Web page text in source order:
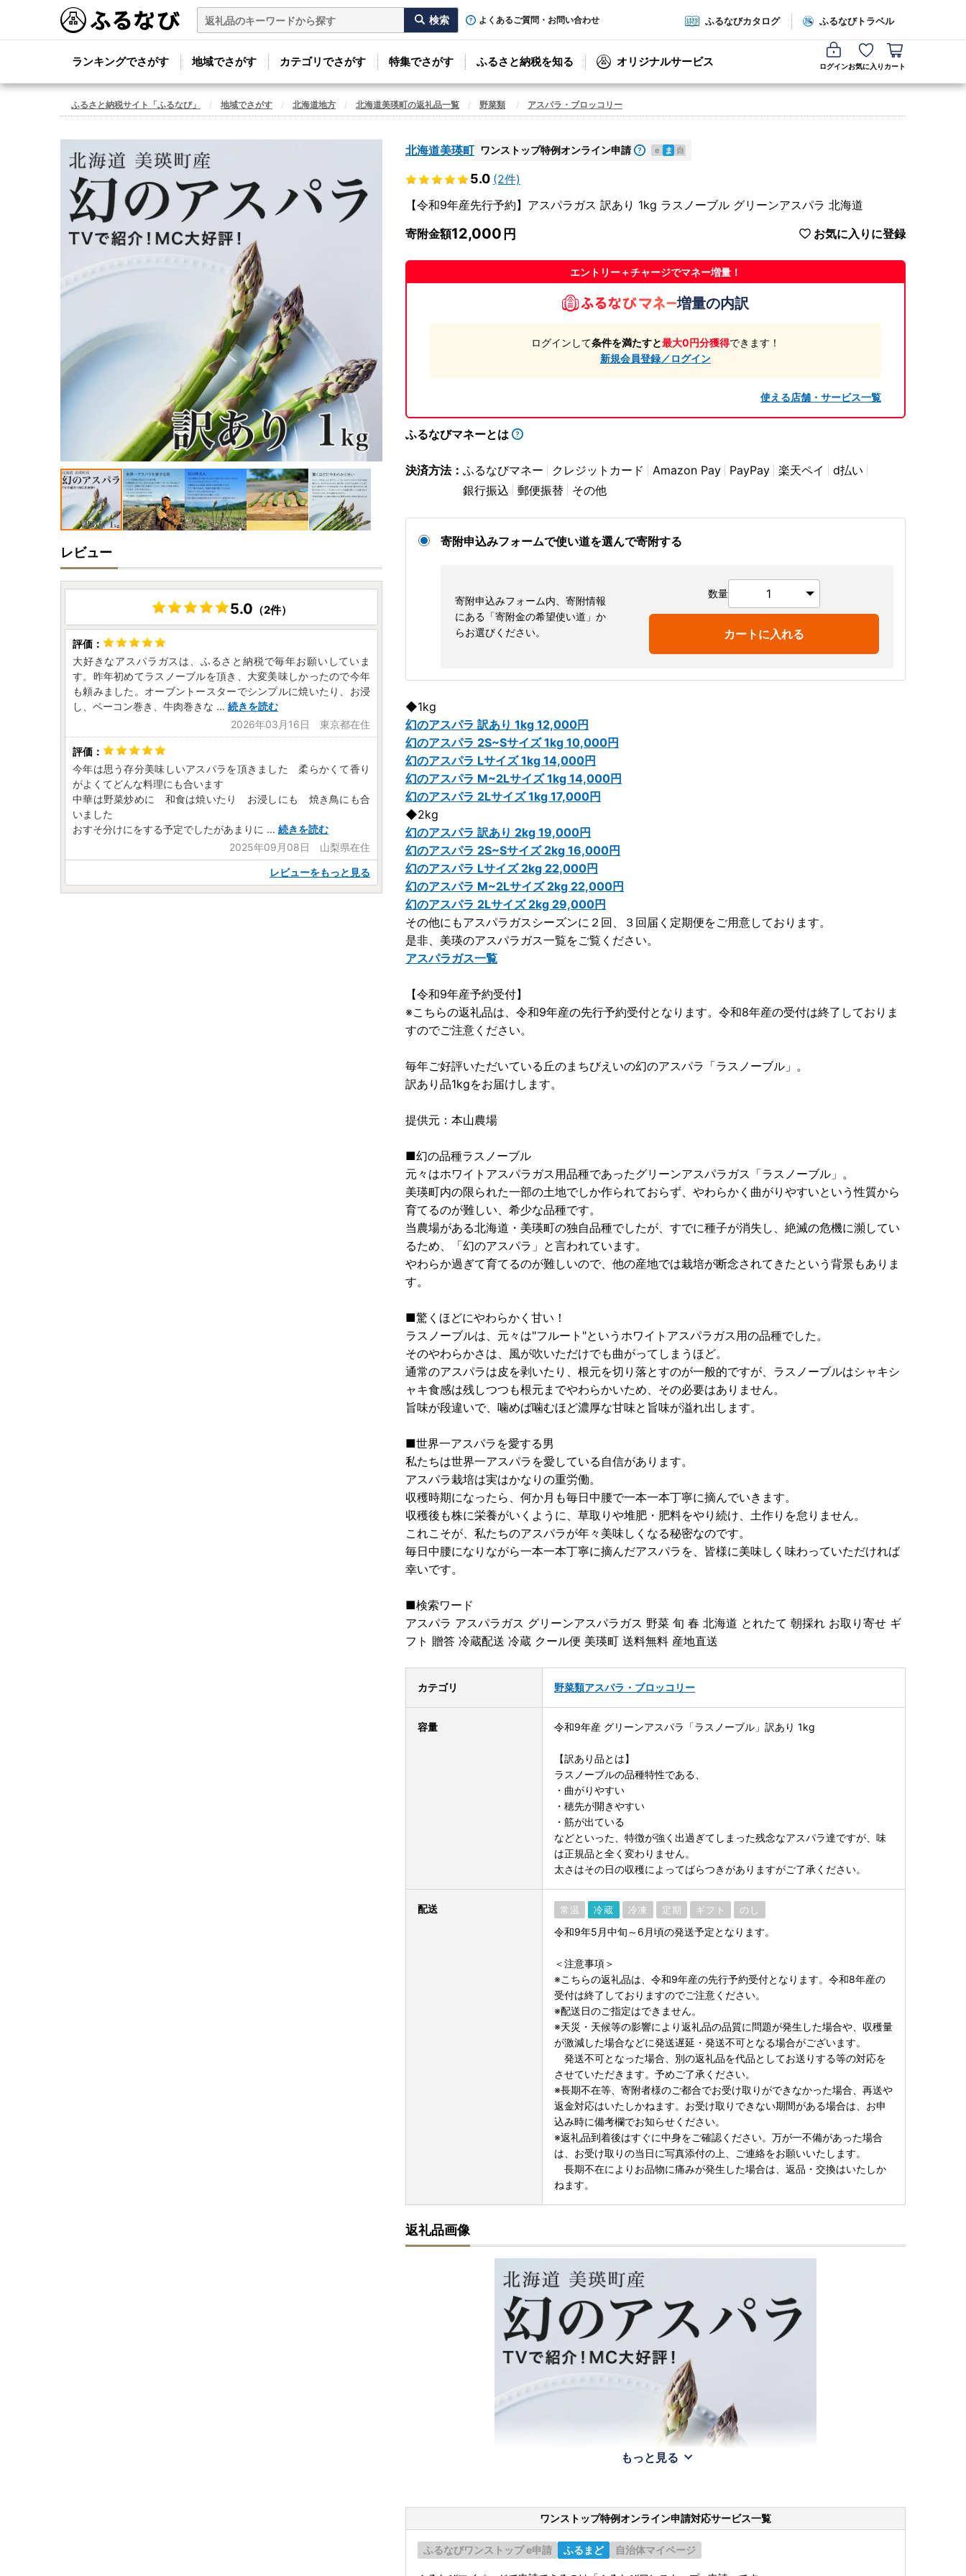
よくあるご質問・お問い合わせ ふるなびカタログ ふるなびトラベル
ランキングでさがす 地域でさがす カテゴリでさがす 特集でさがす ふるさと納税を知る オリジナルサービス ログインお気に入り カート
ふるさと納税サイト「ふるなび」 地域でさがす 北海道地方 北海道美瑛町の返礼品一覧 野菜類 アスパラ・ブロッコリー
北海道美瑛町 ワンストップ特例オンライン申請 e ま 自
5.0 (2件)
【令和9年産先行予約】アスパラガス 訳あり 1kg ラスノーブル グリーンアスパラ 北海道
寄附金額12,000 お気に入りに登録
エントリー＋チャージでマネー増量！
増量の内訳
ログインして条件を満たすと最大0円分獲得できます！
新規会員登録／ログイン
使える店舗・サービス一覧
ふるなびマネーとは
決済方法： ふるなびマネー クレジットカード Amazon Pay PayPay 楽天ペイ
d払い
銀行振込
郵便振替 その他
寄附申込みフォームで使い道を選んで寄附する
寄附申込みフォーム内、寄附情報
にある「寄附金の希望使い道」か
らお選びください。
数量
カートに入れる
◆1kg
幻のアスパラ 訳あり 1kg 12,000円
幻のアスパラ 2S~Sサイズ 1kg 10,000円
幻のアスパラ Lサイズ 1kg 14,000円
幻のアスパラ M~2Lサイズ 1kg 14,000円
幻のアスパラ 2Lサイズ 1kg 17,000円
◆2kg
幻のアスパラ 訳あり 2kg 19,000円
幻のアスパラ 2S~Sサイズ 2kg 16,000円
幻のアスパラ Lサイズ 2kg 22,000円
幻のアスパラ M~2Lサイズ 2kg 22,000円
幻のアスパラ 2Lサイズ 2kg 29,000円
その他にもアスパラガスシーズンに２回、３回届く定期便をご用意しております。
是非、美瑛のアスパラガス一覧をご覧ください。
アスパラガス一覧
【令和9年産予約受付】
※こちらの返礼品は、令和9年産の先行予約受付となります。令和8年産の受付は終了しておりま
すのでご注意ください。
毎年ご好評いただいている丘のまちびえいの幻のアスパラ「ラスノーブル」。
訳あり品1kgをお届けします。
提供元：本山農場
■幻の品種ラスノーブル
元々はホワイトアスパラガス用品種であったグリーンアスパラガス「ラスノーブル」。
美瑛町内の限られた一部の土地でしか作られておらず、やわらかく曲がりやすいという性質から
育てるのが難しい、希少な品種です。
当農場がある北海道・美瑛町の独自品種でしたが、すでに種子が消失し、絶滅の危機に瀕してい
るため、「幻のアスパラ」と言われています。
やわらか過ぎて育てるのが難しいので、他の産地では栽培が断念されてきたという背景もありま
す。
■驚くほどにやわらかく甘い！
ラスノーブルは、元々は"フルート"というホワイトアスパラガス用の品種でした。
そのやわらかさは、風が吹いただけでも曲がってしまうほど。
通常のアスパラは皮を剥いたり、根元を切り落とすのが一般的ですが、ラスノーブルはシャキシ
ャキ食感は残しつつも根元までやわらかいため、その必要はありません。
旨味が段違いで、噛めば噛むほど濃厚な甘味と旨味が溢れ出します。
■世界一アスパラを愛する男
私たちは世界一アスパラを愛している自信があります。
アスパラ栽培は実はかなりの重労働。
収穫時期になったら、何か月も毎日中腰で一本一本丁寧に摘んでいきます。
収穫後も株に栄養がいくように、草取りや堆肥・肥料をやり続け、土作りを怠りません。
これこそが、私たちのアスパラが年々美味しくなる秘密なのです。
毎日中腰になりながら一本一本丁寧に摘んだアスパラを、皆様に美味しく味わっていただければ
幸いです。
■検索ワード
アスパラ アスパラガス グリーンアスパラガス 野菜 旬 春 北海道 とれたて 朝採れ お取り寄せ ギ
フト 贈答 冷蔵配送 冷蔵 クール便 美瑛町 送料無料 産地直送
カテゴリ 野菜類アスパラ・ブロッコリー
容量 令和9年産 グリーンアスパラ「ラスノーブル」訳あり 1kg
【訳あり品とは】
ラスノーブルの品種特性である、
・曲がりやすい
・穂先が開きやすい
・筋が出ている
などといった、特徴が強く出過ぎてしまった残念なアスパラ達ですが、味
は正規品と全く変わりません。
太さはその日の収穫によってばらつきがありますがご了承ください。
配送 常温 冷蔵 冷凍 定期 ギフト のし
令和9年5月中旬～6月頃の発送予定となります。
＜注意事項＞
※こちらの返礼品は、令和9年産の先行予約受付となります。令和8年産の
受付は終了しておりますのでご注意ください。
※配送日のご指定はできません。
※天災・天候等の影響により返礼品の品質に問題が発生した場合や、収穫量
が激減した場合などに発送遅延・発送不可となる場合がございます。
発送不可となった場合、別の返礼品を代品としてお送りする等の対応を
させていただきます。予めご了承ください。
※長期不在等、寄附者様のご都合でお受け取りができなかった場合、再送や
返金対応はいたしかねます。お受け取りできない期間がある場合は、お申
込み時に備考欄でお知らせください。
※返礼品到着後はすぐに中身をご確認ください。万が一不備があった場合
は、お受け取りの当日に写真添付の上、ご連絡をお願いいたします。
長期不在によりお品物に痛みが発生した場合は、返品・交換はいたしか
ねます。
返礼品画像
もっと見る
ワンストップ特例オンライン申請対応サービス一覧
ふるなびワンストップ e申請 ふるまど 自治体マイページ
レビュー
5.0 （2件）
大好きなアスパラガスは、ふるさと納税で毎年お願いしていま
す。昨年初めてラスノーブルを頂き、大変美味しかったので今年
も頼みました。オーブントースターでシンプルに焼いたり、お浸
し、ベーコン巻き、牛肉巻きな ... 続きを読む
2026年03月16日 東京都在住
今年は思う存分美味しいアスパラを頂きました 柔らかくて香り
がよくてどんな料理にも合います
中華は野菜炒めに 和食は焼いたり お浸しにも 焼き鳥にも合
いました
おすそ分けにをする予定でしたがあまりに ... 続きを読む
2025年09月08日 山梨県在住
レビューをもっと見る